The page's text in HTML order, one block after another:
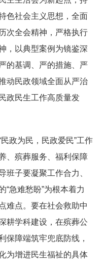
色社会主义思想，全面
次全会精神，严格执行
，以典型案例为镜鉴深
的基调、严的措施、严
动民政领域全面从严治
政民生工作高质量发
政为民，民政爱民”工作
、殡葬服务、福利保障
班子要凝聚工作合力、
“急难愁盼”为根本着力
难点。要在社会救助中
耕学科建设，在殡葬公
保障端筑牢兜底防线，
为增进民生福祉的具体